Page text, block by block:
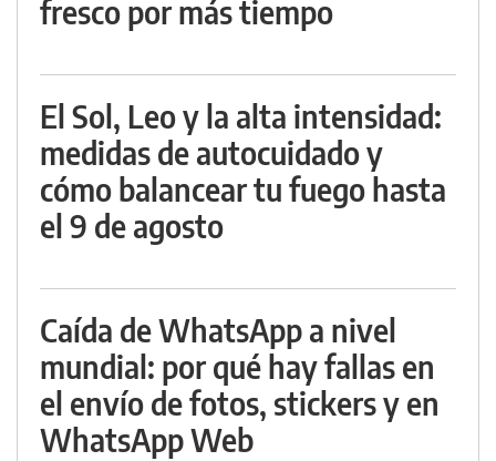
fresco por más tiempo
El Sol, Leo y la alta intensidad:
medidas de autocuidado y
cómo balancear tu fuego hasta
el 9 de agosto
Caída de WhatsApp a nivel
mundial: por qué hay fallas en
el envío de fotos, stickers y en
WhatsApp Web